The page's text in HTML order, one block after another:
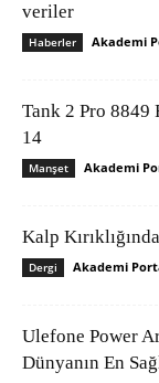
veriler
Haberler Akademi
Tank 2 Pro
14
Manşet Akademi
Kalp
Dergi Akademi
Ulefone Power
Dünyanın En